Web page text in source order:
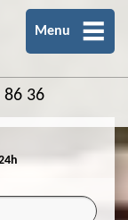
Menu
86 36